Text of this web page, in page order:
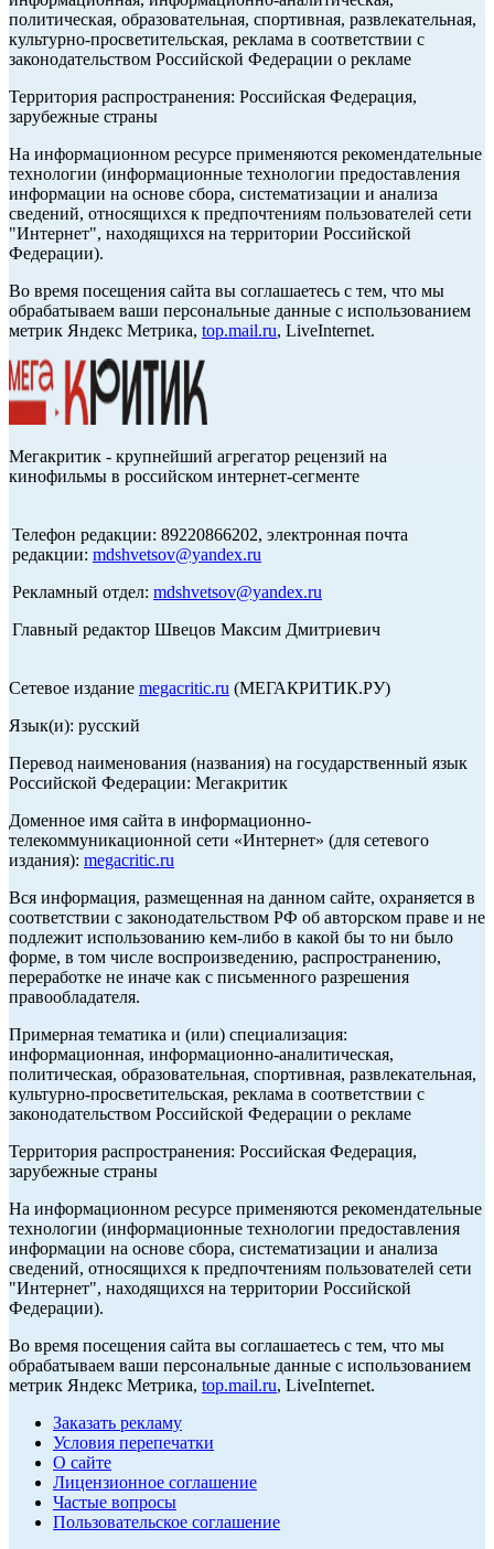
политическая, образовательная, спортивная, развлекательная,
культурно-просветительская, реклама в соответствии с
законодательством Российской Федерации о рекламе
Территория распространения: Российская Федерация,
зарубежные страны
На информационном ресурсе применяются рекомендательные
технологии (информационные технологии предоставления
информации на основе сбора, систематизации и анализа
сведений, относящихся к предпочтениям пользователей сети
"Интернет", находящихся на территории Российской
Федерации).
Во время посещения сайта вы соглашаетесь с тем, что мы
обрабатываем ваши персональные данные с использованием
метрик Яндекс Метрика, top.mail.ru, LiveInternet.
Мегакритик - крупнейший агрегатор рецензий на
кинофильмы в российском интернет-сегменте
Телефон редакции: 89220866202, электронная почта
редакции: mdshvetsov@yandex.ru
Рекламный отдел: mdshvetsov@yandex.ru
Главный редактор Швецов Максим Дмитриевич
Сетевое издание megacritic.ru (МЕГАКРИТИК.РУ)
Язык(и): русский
Перевод наименования (названия) на государственный язык
Российской Федерации: Мегакритик
Доменное имя сайта в информационно-
телекоммуникационной сети «Интернет» (для сетевого
издания): megacritic.ru
Вся информация, размещенная на данном сайте, охраняется в
соответствии с законодательством РФ об авторском праве и не
подлежит использованию кем-либо в какой бы то ни было
форме, в том числе воспроизведению, распространению,
переработке не иначе как с письменного разрешения
правообладателя.
Примерная тематика и (или) специализация:
информационная, информационно-аналитическая,
политическая, образовательная, спортивная, развлекательная,
культурно-просветительская, реклама в соответствии с
законодательством Российской Федерации о рекламе
Территория распространения: Российская Федерация,
зарубежные страны
На информационном ресурсе применяются рекомендательные
технологии (информационные технологии предоставления
информации на основе сбора, систематизации и анализа
сведений, относящихся к предпочтениям пользователей сети
"Интернет", находящихся на территории Российской
Федерации).
Во время посещения сайта вы соглашаетесь с тем, что мы
обрабатываем ваши персональные данные с использованием
метрик Яндекс Метрика, top.mail.ru, LiveInternet.
Заказать рекламу
Условия перепечатки
О сайте
Лицензионное соглашение
Частые вопросы
Пользовательское соглашение